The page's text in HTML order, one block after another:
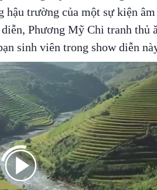
trường của một sự kiện âm
Phương Mỹ Chi tranh thủ
sinh viên trong show diễn